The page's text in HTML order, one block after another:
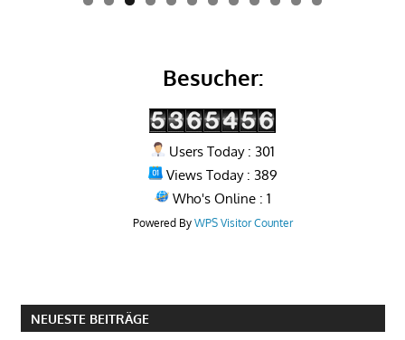
0 1 2
Besucher:
Users Today : 301
Views Today : 389
Who's Online : 1
Powered By WPS Visitor Counter
NEUESTE BEITRÄGE